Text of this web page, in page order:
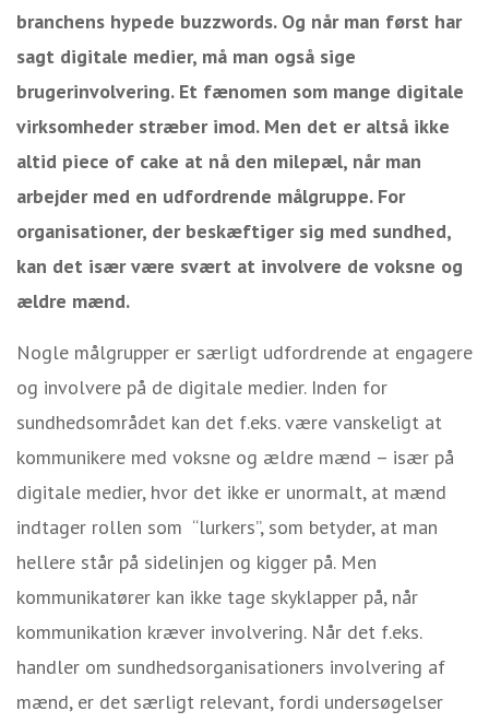
branchens hypede buzzwords. Og når man først har
sagt digitale medier, må man også sige
brugerinvolvering. Et fænomen som mange digitale
virksomheder stræber imod. Men det er altså ikke
altid piece of cake at nå den milepæl, når man
arbejder med en udfordrende målgruppe. For
organisationer, der beskæftiger sig med sundhed,
kan det især være svært at involvere de voksne og
ældre mænd.
Nogle målgrupper er særligt udfordrende at engagere
og involvere på de digitale medier. Inden for
sundhedsområdet kan det f.eks. være vanskeligt at
kommunikere med voksne og ældre mænd – især på
digitale medier, hvor det ikke er unormalt, at mænd
indtager rollen som “lurkers”, som betyder, at man
hellere står på sidelinjen og kigger på. Men
kommunikatører kan ikke tage skyklapper på, når
kommunikation kræver involvering. Når det f.eks.
handler om sundhedsorganisationers involvering af
mænd, er det særligt relevant, fordi undersøgelser